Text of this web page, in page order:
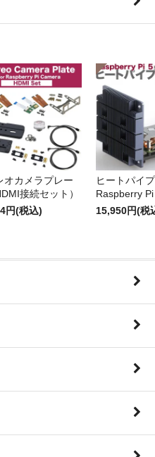
オカメラプレー
接続セット）
円(税込)
ヒートパイ
Raspberry
15,950円(税